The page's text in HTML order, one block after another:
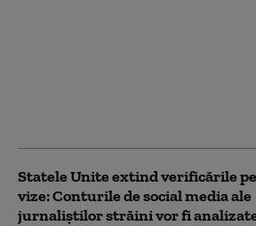
Statele Unite extind verificările
vize: Conturile de social media ale
jurnaliștilor străini vor fi